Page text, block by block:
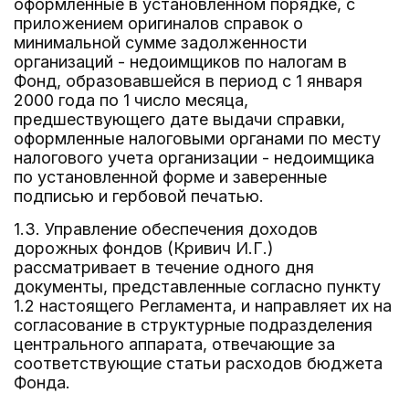
оформленные в установленном порядке, с
приложением оригиналов справок о
минимальной сумме задолженности
организаций - недоимщиков по налогам в
Фонд, образовавшейся в период с 1 января
2000 года по 1 число месяца,
предшествующего дате выдачи справки,
оформленные налоговыми органами по месту
налогового учета организации - недоимщика
по установленной форме и заверенные
подписью и гербовой печатью.
1.3. Управление обеспечения доходов
дорожных фондов (Кривич И.Г.)
рассматривает в течение одного дня
документы, представленные согласно пункту
1.2 настоящего Регламента, и направляет их на
согласование в структурные подразделения
центрального аппарата, отвечающие за
соответствующие статьи расходов бюджета
Фонда.